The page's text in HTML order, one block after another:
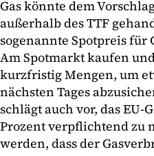
Gas könnte dem
außerhalb des TTF
sogenannte Spotpreis für
Am Spotmarkt kaufen
kurzfristig Mengen, um
nächsten Tages
schlägt auch vor, das EU-
Prozent verpflichtend zu
werden, dass der